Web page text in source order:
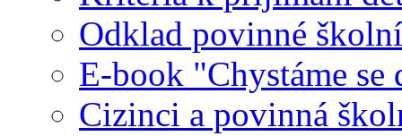
Odklad povinné
E-book "Chystáme
Cizinci a povinná